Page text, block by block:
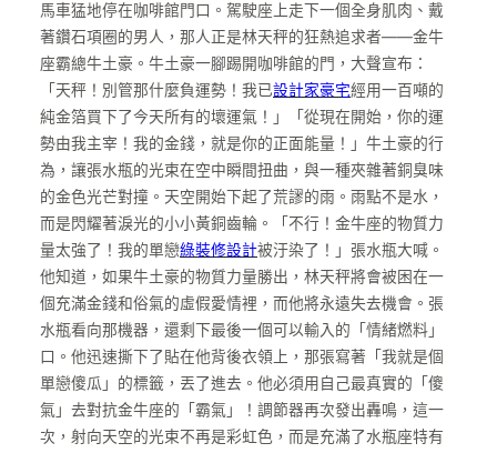
馬車猛地停在咖啡館門口。駕駛座上走下一個全身肌肉、戴
著鑽石項圈的男人，那人正是林天秤的狂熱追求者——金牛
座霸總牛土豪。牛土豪一腳踢開咖啡館的門，大聲宣布：
「天秤！別管那什麼負運勢！我已設計家豪宅經用一百噸的
純金箔買下了今天所有的壞運氣！」「從現在開始，你的運
勢由我主宰！我的金錢，就是你的正面能量！」牛土豪的行
為，讓張水瓶的光束在空中瞬間扭曲，與一種夾雜著銅臭味
的金色光芒對撞。天空開始下起了荒謬的雨。雨點不是水，
而是閃耀著淚光的小小黃銅齒輪。「不行！金牛座的物質力
量太強了！我的單戀綠裝修設計被汙染了！」張水瓶大喊。
他知道，如果牛土豪的物質力量勝出，林天秤將會被困在一
個充滿金錢和俗氣的虛假愛情裡，而他將永遠失去機會。張
水瓶看向那機器，還剩下最後一個可以輸入的「情緒燃料」
口。他迅速撕下了貼在他背後衣領上，那張寫著「我就是個
單戀傻瓜」的標籤，丟了進去。他必須用自己最真實的「傻
氣」去對抗金牛座的「霸氣」！調節器再次發出轟鳴，這一
次，射向天空的光束不再是彩虹色，而是充滿了水瓶座特有